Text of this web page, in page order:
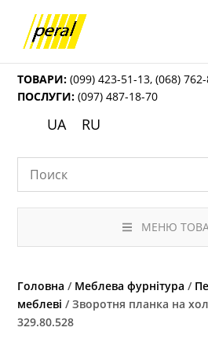
ТОВАРИ: (099) 423-51-13,(068)
ПОСЛУГИ: (097) 487-18-70
UA RU
МЕНЮ
Головна / Меблева фурнітура /
меблеві / Зворотня планка на
329.80.528